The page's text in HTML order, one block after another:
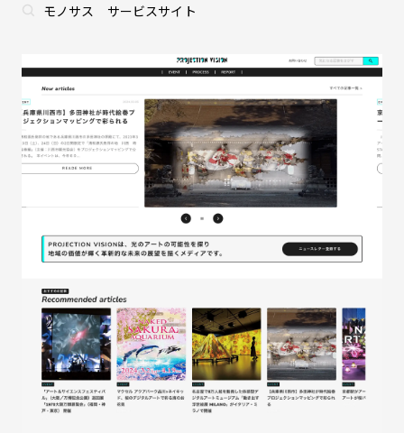
モノサス サービスサイト